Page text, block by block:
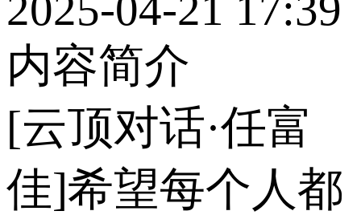
内容简介
[云顶对话·任富
佳]希望每个人都